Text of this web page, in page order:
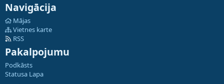
Navigācija
Mājas
Vietnes karte
RSS
Pakalpojumu
Podkāsts
Statusa Lapa